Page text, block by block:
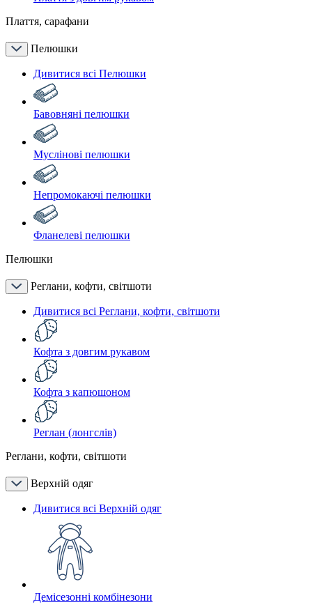
Плаття, сарафани
Пелюшки
Дивитися всі Пелюшки
Бавовняні пелюшки
Муслінові пелюшки
Непромокаючі пелюшки
Фланелеві пелюшки
Пелюшки
Реглани, кофти, світшоти
Дивитися всі Реглани, кофти, світшоти
Кофта з довгим рукавом
Кофта з капюшоном
Реглан (лонгслів)
Реглани, кофти, світшоти
Верхній одяг
Дивитися всі Верхній одяг
Демісезонні комбінезони